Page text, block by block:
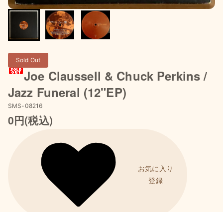
Sold Out
Joe Claussell & Chuck Perkins /
Jazz Funeral (12"EP)
SMS-08216
0円(税込)
お気に入り
登録